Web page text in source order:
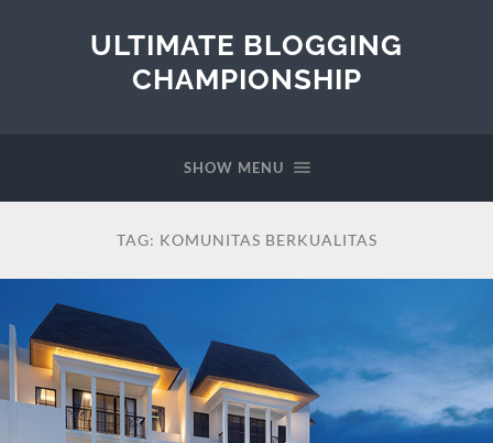
ULTIMATE BLOGGING
CHAMPIONSHIP
SHOW MENU
TAG: KOMUNITAS BERKUALITAS